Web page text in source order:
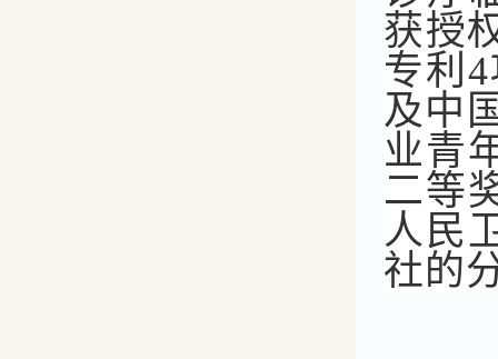
获授
专利
及中
业青
二等
人民
社的